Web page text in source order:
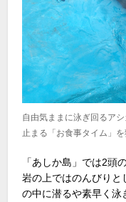
自由気ままに泳ぎ回るア
止まる「お食事タイム」を
「あしか島」では2頭
岩の上ではのんびりと
の中に潜るや素早く泳